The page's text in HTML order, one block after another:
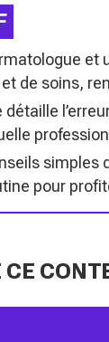
et
de soins,
détaille
simples
pour
CE